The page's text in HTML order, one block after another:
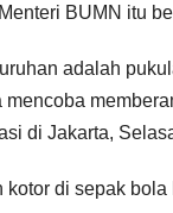
BUMN itu
adalah
mencoba
di Jakarta,
kotor di sepak